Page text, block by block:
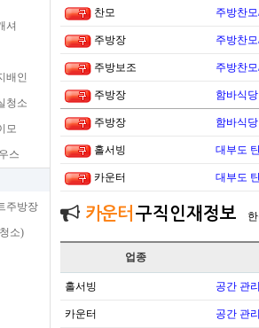
셔
배인
청소
모
스
주방장
소)
찬모 주방찬
주방장 주방찬
주방보조 주방찬
주방장 함바식
주방장 함바식
홀서빙 대부도
카운터 대부도
카운터 구직인재정보
업종
홀서빙 공간 관
카운터 공간 관